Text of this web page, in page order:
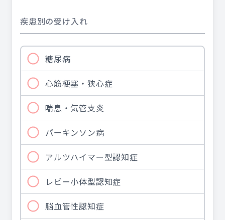
疾患別の受け入れ
糖尿病
心筋梗塞・狭心症
喘息・気管支炎
パーキンソン病
アルツハイマー型認知症
レビー小体型認知症
脳血管性認知症